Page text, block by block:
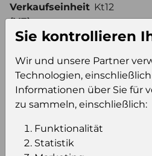
Verkaufseinheit
(VE)
Kt12
Verkaufseinheit
280
Konsumeinheit
Pckg
Stückzahl pro
Palette
3360
Einloggen um
Sie kontrollieren
Wir und unsere Partner
Technologien,
Informationen über Sie für
zu sammeln, einschließlich:
Funktionalität
Statistik